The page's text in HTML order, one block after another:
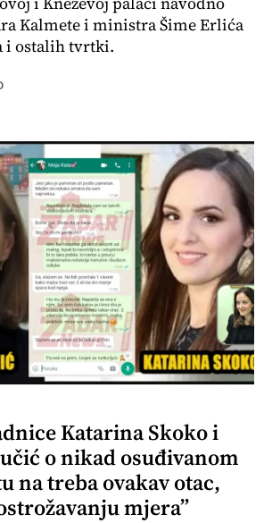
Kalmete i ministra Šime Erlića
i ostalih tvrtki.
Katarina Skoko i
o nikad osuđivanom
na treba ovakav otac,
mjera”